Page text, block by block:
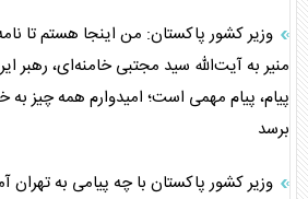
وزیر کشور پاکستان: من اینجا هستم تا
منیر به آیت‌الله سید مجتبی خامنه‌ای، رهبر
پیام، پیام مهمی است؛ امیدوارم همه چیز
برسد
وزیر کشور پاکستان با چه پیامی به تهران